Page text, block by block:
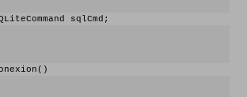
sqlCmd;